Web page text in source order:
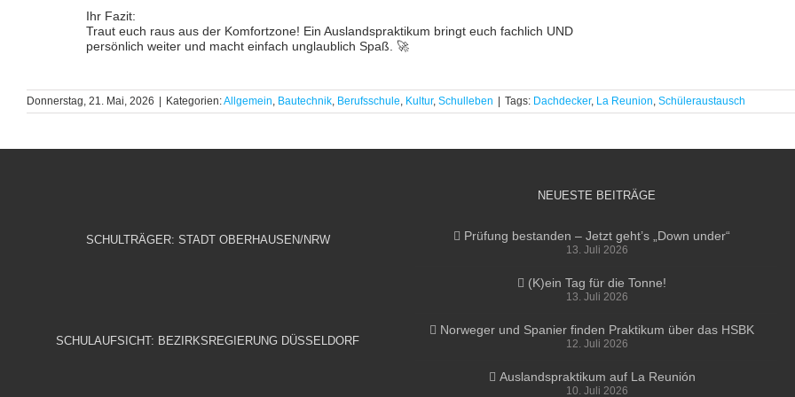
Ihr Fazit:
Traut euch raus aus der Komfortzone! Ein Auslandspraktikum bringt euch fachlich UND
persönlich weiter und macht einfach unglaublich Spaß. 🚀
Donnerstag, 21. Mai, 2026 Kategorien:Allgemein, Bautechnik, Berufsschule, Kultur, Schulleben Tags: Dachdecker, La Reunion, Schüleraustausch
SCHULTRÄGER: STADT OBERHAUSEN/NRW
SCHULAUFSICHT: BEZIRKSREGIERUNG DÜSSELDORF
NEUESTE BEITRÄGE
Prüfung bestanden – Jetzt geht’s „Down under“
13. Juli 2026
(K)ein Tag für die Tonne!
13. Juli 2026
Norweger und Spanier finden Praktikum über das HSBK
12. Juli 2026
Auslandspraktikum auf La Reunión
10. Juli 2026